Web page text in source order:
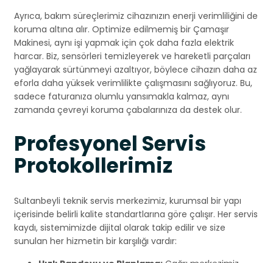
Ayrıca, bakım süreçlerimiz cihazınızın enerji verimliliğini de
koruma altına alır. Optimize edilmemiş bir Çamaşır
Makinesi, aynı işi yapmak için çok daha fazla elektrik
harcar. Biz, sensörleri temizleyerek ve hareketli parçaları
yağlayarak sürtünmeyi azaltıyor, böylece cihazın daha az
eforla daha yüksek verimlilikte çalışmasını sağlıyoruz. Bu,
sadece faturanıza olumlu yansımakla kalmaz, aynı
zamanda çevreyi koruma çabalarınıza da destek olur.
Profesyonel Servis
Protokollerimiz
Sultanbeyli teknik servis merkezimiz, kurumsal bir yapı
içerisinde belirli kalite standartlarına göre çalışır. Her servis
kaydı, sistemimizde dijital olarak takip edilir ve size
sunulan her hizmetin bir karşılığı vardır: